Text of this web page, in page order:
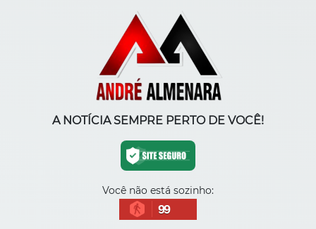
A NOTÍCIA SEMPRE PERTO DE VOCÊ!
Você não está sozinho:
99